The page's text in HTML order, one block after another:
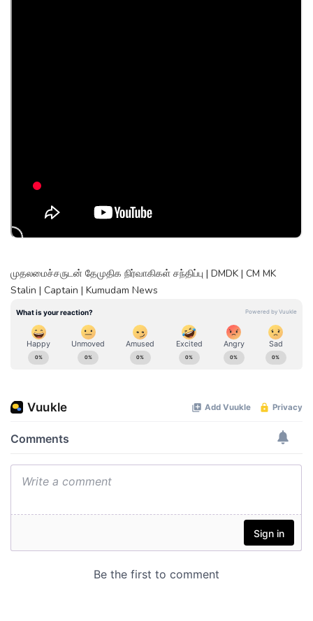
முதலமைச்சருடன் தேமுதிக நிர்வாகிகள் சந்திப்பு | DMDK | CM MK
Stalin | Captain | Kumudam News